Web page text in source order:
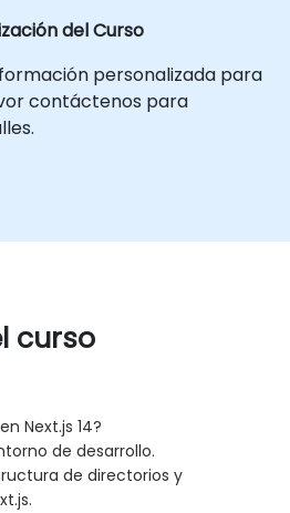
del Curso
personalizada para
contáctenos para
curso
Next.js 14?
de desarrollo.
de directorios y